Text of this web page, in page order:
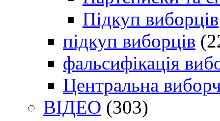
Підкуп виборців
підкуп виборців
фальсифікація
Центральна
ВІДЕО (303)